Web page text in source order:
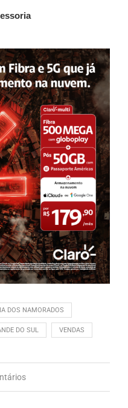
DOS NAMORADOS
DO SUL VENDAS